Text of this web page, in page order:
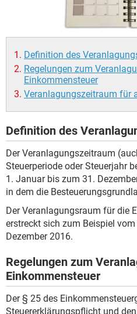
Definition des
Regelungen zum
Einkommensteuer
Veranlagungszeitraum für
Definition des
Der Veranlagungszeitraum
Steuerperiode oder Steuerjahr
1. Januar bis zum 31.
in dem die
Der Veranlagungsraum für die
erstreckt sich zum Beispiel
Dezember 2016.
Regelungen zum
Einkommensteuer
Der § 25 des
Steuererklärungspflicht und